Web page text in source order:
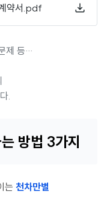
약서.pdf
제 등…
.
방법 3가지
는 천차만별